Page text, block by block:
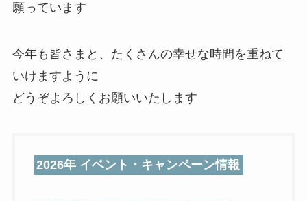
願っています
今年も皆さまと、たくさんの幸せな時間を重ねて
いけますように
どうぞよろしくお願いいたします
2026年 イベント・キャンペーン情報